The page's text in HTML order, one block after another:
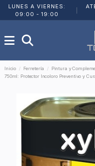
LUNES A VIERNES:
09:00 - 19:00
Inicio Ferretería Pintura y
750ml: Protector Incoloro Preventivo y